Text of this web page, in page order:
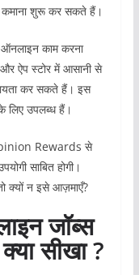
शुरू कर सकते हैं।
ऑनलाइन काम करना
ऐप स्टोर में आसानी से
कर सकते हैं। इस
लिए उपलब्ध हैं।
Rewards से
साबित होगी।
क्यों न इसे आज़माएँ?
जॉब्स
सीखा ?